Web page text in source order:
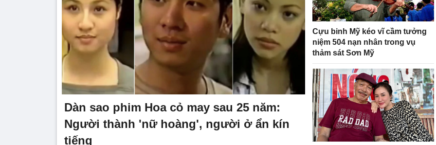
Dàn sao phim Hoa cỏ may sau 25 năm:
Người thành 'nữ hoàng', người ở ẩn kín
tiếng
Cựu binh Mỹ kéo vĩ cầm tưởng
niệm 504 nạn nhân trong vụ
thảm sát Sơn Mỹ